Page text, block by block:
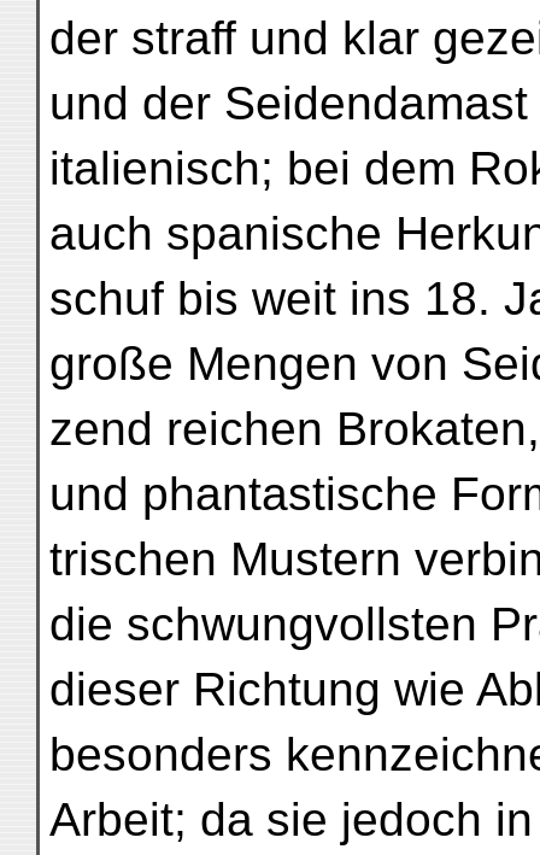
der straff und klar
und der
italienisch; bei dem
auch spanische
schuf bis weit ins 18.
große Mengen von
zend reichen
und phantastische
trischen Mustern
die schwungvollsten
dieser Richtung wie
besonders
Arbeit; da sie jedoch